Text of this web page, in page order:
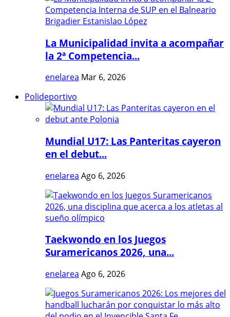
La Municipalidad invita a acompañar
la 2ª Competencia...
enelarea Mar 6, 2026
Polideportivo
Mundial U17: Las Panteritas cayeron
en el debut...
enelarea Ago 6, 2026
Taekwondo en los Juegos
Suramericanos 2026, una...
enelarea Ago 6, 2026